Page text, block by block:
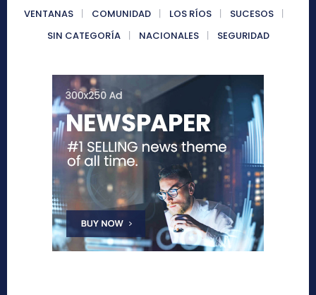
VENTANAS COMUNIDAD LOS RÍOS
SUCESOS
SIN CATEGORÍA
NACIONALES SEGURIDAD